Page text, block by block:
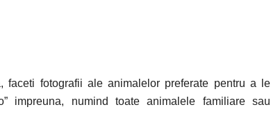
faceti fotografii ale animalelor preferate pentru a le
impreuna, numind toate animalele familiare sau